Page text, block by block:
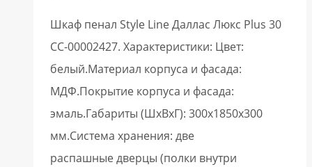
Шкаф пенал Style Line Даллас Люкс Plus 30
СС-00002427. Характеристики: Цвет:
белый.Материал корпуса и фасада:
МДФ.Покрытие корпуса и фасада:
эмаль.Габариты (ШхВхГ): 300х1850х300
мм.Система хранения: две
распашные дверцы (полки внутри